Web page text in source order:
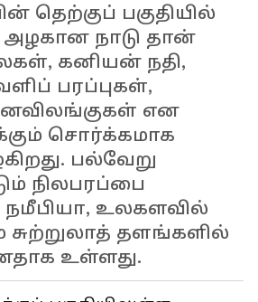
தெற்குப் பகுதியில்
நாடு தான்
கனியன் நதி,
பரப்புகள்,
என
சொர்க்கமாக
பல்வேறு
நிலபரப்பை
உலகளவில்
சுற்றுலாத் தளங்களில்
உள்ளது.